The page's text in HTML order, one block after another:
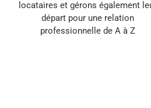
locataires et gérons également
départ pour une relation
professionnelle de A à Z